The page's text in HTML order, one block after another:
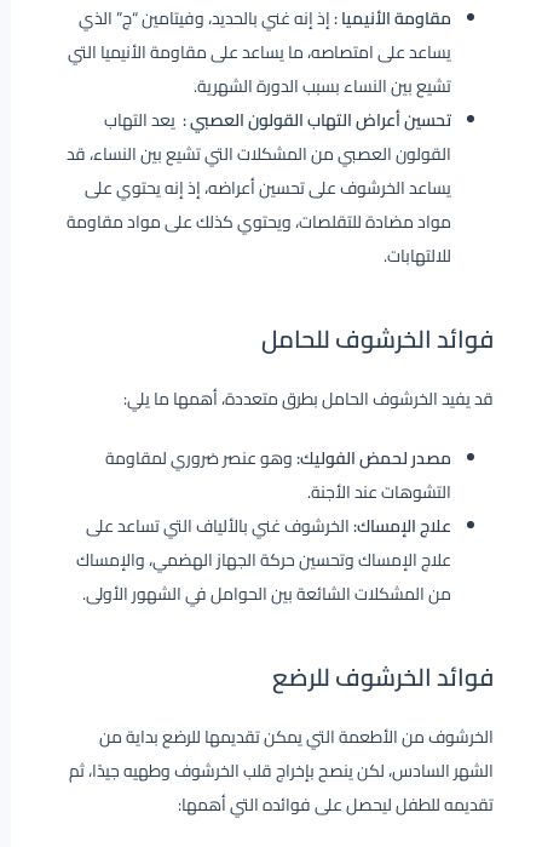
مقاومة الأنيميا :إذ إنه غني بالحديد، وفيتامين “ج” الذي
يساعد على امتصاصه، ما يساعد على مقاومة الأنيميا التي
تشيع بين النساء بسبب الدورة الشهرية.
تحسين أعراض التهاب القولون العصبي : يعد التهاب
القولون العصبي من المشكلات التي تشيع بين النساء، قد
يساعد الخرشوف على تحسين أعراضه، إذ إنه يحتوي على
مواد مضادة للتقلصات، ويحتوي كذلك على مواد مقاومة
للالتهابات.
فوائد الخرشوف للحامل
قد يفيد الخرشوف الحامل بطرق متعددة، أهمها ما يلي:
مصدر لحمض الفوليك:وهو عنصر ضروري لمقاومة
التشوهات عند الأجنة.
علاج الإمساك:الخرشوف غني بالألياف التي تساعد على
علاج الإمساك وتحسين حركة الجهاز الهضمي، والإمساك
من المشكلات الشائعة بين الحوامل في الشهور الأولى.
فوائد الخرشوف للرضع
الخرشوف من الأطعمة التي يمكن تقديمها للرضع بداية من
الشهر السادس، لكن ينصح بإخراج قلب الخرشوف وطهيه جيدًا، ثم
تقديمه للطفل ليحصل على فوائده التي أهمها: